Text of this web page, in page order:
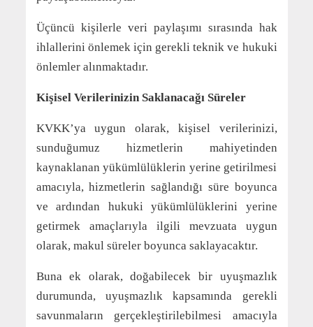
Üçüncü kişilerle veri paylaşımı sırasında hak
ihlallerini önlemek için gerekli teknik ve hukuki
önlemler alınmaktadır.
Kişisel Verilerinizin Saklanacağı Süreler
KVKK’ya uygun olarak, kişisel verilerinizi,
sunduğumuz hizmetlerin mahiyetinden
kaynaklanan yükümlülüklerin yerine getirilmesi
amacıyla, hizmetlerin sağlandığı süre boyunca
ve ardından hukuki yükümlülüklerini yerine
getirmek amaçlarıyla ilgili mevzuata uygun
olarak, makul süreler boyunca saklayacaktır.
Buna ek olarak, doğabilecek bir uyuşmazlık
durumunda, uyuşmazlık kapsamında gerekli
savunmaların gerçekleştirilebilmesi amacıyla